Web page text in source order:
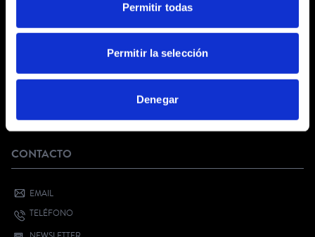
Permitir todas
Permitir la selección
Denegar
SERVICIO AL CLIENTE
FAQ
¿QUIERES VENDER CON NOSOTROS?
BONO CULTURAL JOVEN
CONTACTO
EMAIL
TELÉFONO